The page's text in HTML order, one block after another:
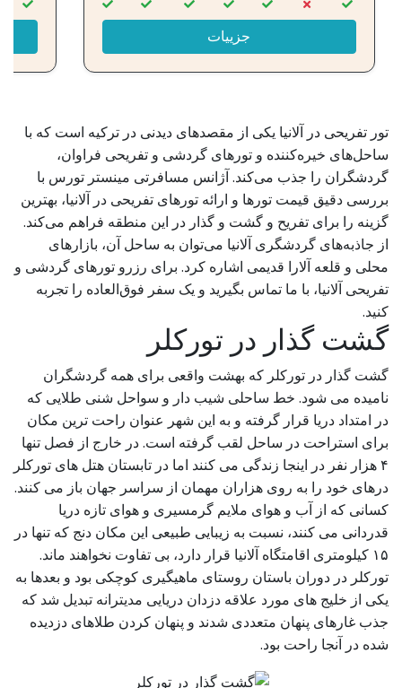
جزییات
تور تفریحی در آلانیا یکی از مقصدهای دیدنی در ترکیه است که با
ساحل‌های خیره‌کننده و تورهای گردشی و تفریحی فراوان،
گردشگران را جذب می‌کند. آژانس مسافرتی مینستر تورس با
بررسی دقیق قیمت تورها و ارائه تورهای تفریحی در آلانیا، بهترین
گزینه را برای تفریح و گشت و گذار در این منطقه فراهم می‌کند.
از جاذبه‌های گردشگری آلانیا می‌توان به ساحل آن، بازارهای
محلی و قلعه آلارا قدیمی اشاره کرد. برای رزرو تورهای گردشی و
تفریحی آلانیا، با ما تماس بگیرید و یک سفر فوق‌العاده را تجربه
کنید.
گشت گذار در تورکلر
گشت گذار در تورکلر که بهشت واقعی برای همه گردشگران
نامیده می شود. خط ساحلی شیب دار و سواحل شنی طلایی که
در امتداد دریا قرار گرفته و به این شهر عنوان راحت ترین مکان
برای استراحت در ساحل لقب گرفته است. در خارج از فصل تنها
۴ هزار نفر در اینجا زندگی می کنند اما در تابستان هتل های تورکلر
درهای خود را به روی هزاران مهمان از سراسر جهان باز می کنند.
کسانی که از آب و هوای ملایم گرمسیری و هوای تازه دریا
قدردانی می کنند، نسبت به زیبایی طبیعی این مکان دنج که تنها در
۱۵ کیلومتری اقامتگاه آلانیا قرار دارد، بی تفاوت نخواهند ماند.
تورکلر در دوران باستان روستای ماهیگیری کوچکی بود و بعدها به
یکی از خلیج های مورد علاقه دزدان دریایی مدیترانه تبدیل شد که
جذب غارهای پنهان متعددی شدند و پنهان کردن طلاهای دزدیده
شده در آنجا راحت بود.